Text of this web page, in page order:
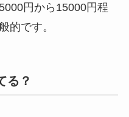
円から15000円程
的です。
る？